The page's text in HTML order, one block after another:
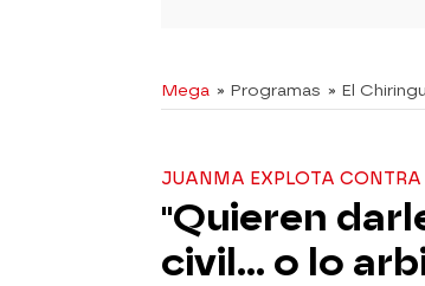
Mega » Programas » El
JUANMA EXPLOTA CONTRA
"Quieren
civil... o lo